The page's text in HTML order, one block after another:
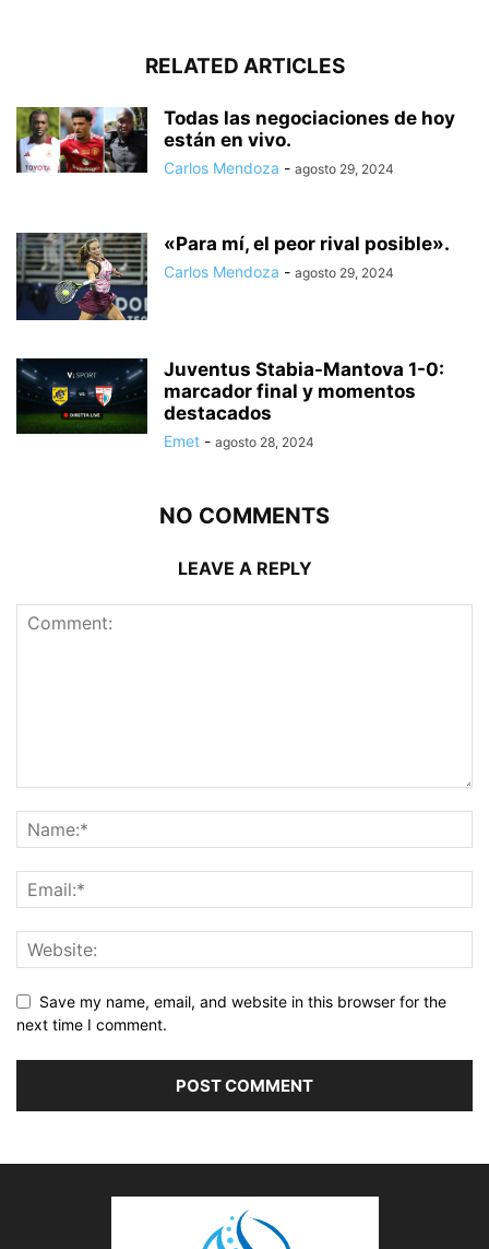
RELATED ARTICLES
Todas las negociaciones de hoy
están en vivo.
Carlos Mendoza - agosto 29, 2024
«Para mí, el peor rival posible».
Carlos Mendoza - agosto 29, 2024
Juventus Stabia-Mantova 1-0:
marcador final y momentos
destacados
Emet - agosto 28, 2024
NO COMMENTS
LEAVE A REPLY
Save my name, email, and website in this browser for the
next time I comment.